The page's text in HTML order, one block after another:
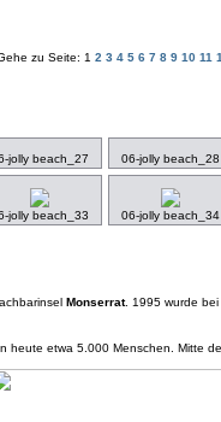
zu Seite: 1 2 3 4 5 6 7 8 9 10 11
jolly beach_27 06-jolly beach_28
jolly beach_33
06-jolly beach_34
Monserrat. 1995 wurde bei
heute etwa 5.000 Menschen. Mitte